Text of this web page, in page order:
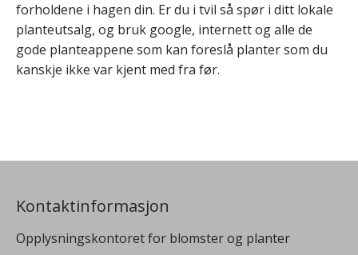
forholdene i hagen din. Er du i tvil så spør i ditt lokale
planteutsalg, og bruk google, internett og alle de
gode planteappene som kan foreslå planter som du
kanskje ikke var kjent med fra før.
Kontaktinformasjon
Opplysningskontoret for blomster og planter